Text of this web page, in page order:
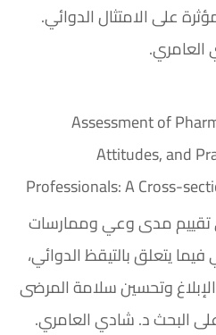
على الامتثال الدوائي.
Assessment of
Attitudes, and
Professionals: A Cross-
تقييم مدى وعي وممارسات
يتعلق بالتيقظ الدوائي،
وتحسين سلامة المرضى
البحث د. شادي العامري.